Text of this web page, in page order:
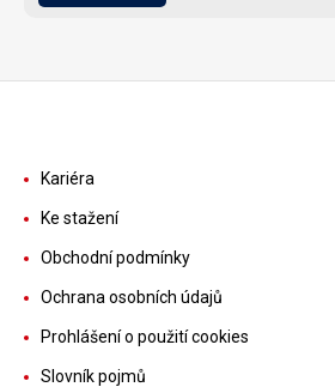
Kariéra
Ke stažení
Obchodní podmínky
Ochrana osobních údajů
Prohlášení o použití cookies
Slovník pojmů